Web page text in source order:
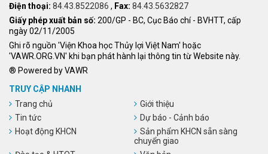
Điện thoại: 84.43.8522086 , Fax: 84.43.5632827
Giấy phép xuất bản số: 200/GP - BC, Cục Báo chí - BVHTT, cấp
ngày 02/11/2005
Ghi rõ nguồn 'Viện Khoa học Thủy lợi Việt Nam' hoặc
'VAWR.ORG.VN' khi bạn phát hành lại thông tin từ Website này.
® Powered by VAWR
TRUY CẬP NHANH
Trang chủ
Giới thiệu
Tin tức
Dự báo - Cảnh báo
Hoạt động KHCN
Sản phẩm KHCN sẵn sàng
chuyển giao